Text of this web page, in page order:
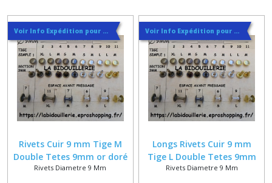
Voir Info Expédition pour Régler les Frais de Port au Meilleur Prix , En haut d'ecran à Droite
Rivets Cuir 9 mm Tige M
Double Tetes 9mm or doré
bronze nickel argenté
Rivets Diametre 9 Mm
Voir Info Expédition pour Régler les Frais de Port au Meilleur Prix , En haut d'ecran à Droite
Longs Rivets Cuir 9 mm
Tige L Double Tetes 9mm
vieux laiton or doré bronze
Rivets Diametre 9 Mm